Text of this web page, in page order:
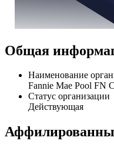
Общая
Наименование
Fannie Mae Pool FN
Статус организации
Действующая